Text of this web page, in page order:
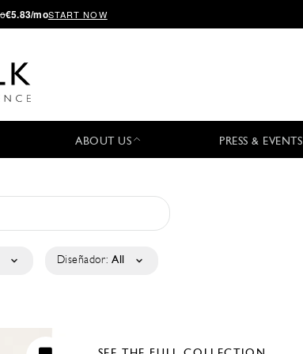
€5.83/moSTART NOW
ABOUT US PRESS & EVENTS
Diseñador: All